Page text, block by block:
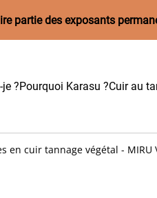
partie des exposants
?Pourquoi Karasu ?Cuir au
en cuir tannage végétal - MIRU